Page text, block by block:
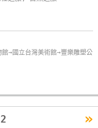
→國立台灣美術館→豐樂雕塑公
»